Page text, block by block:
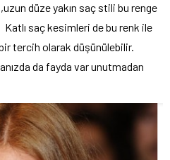
düze yakın saç stili bu renge
saç kesimleri de bu renk ile
tercih olarak düşünülebilir.
da fayda var unutmadan